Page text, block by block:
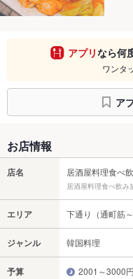
アプリなら何
ワンタ
ア
お店情報
店名 居酒屋料理食べ
居酒屋料理食べ飲み
エリア 下通り（通町筋
ジャンル 韓国料理
予算
2001～3000円